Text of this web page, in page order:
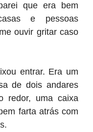
que era bem
e pessoas
ouvir gritar caso
entrar. Era um
de dois andares
redor, uma caixa
farta atrás com